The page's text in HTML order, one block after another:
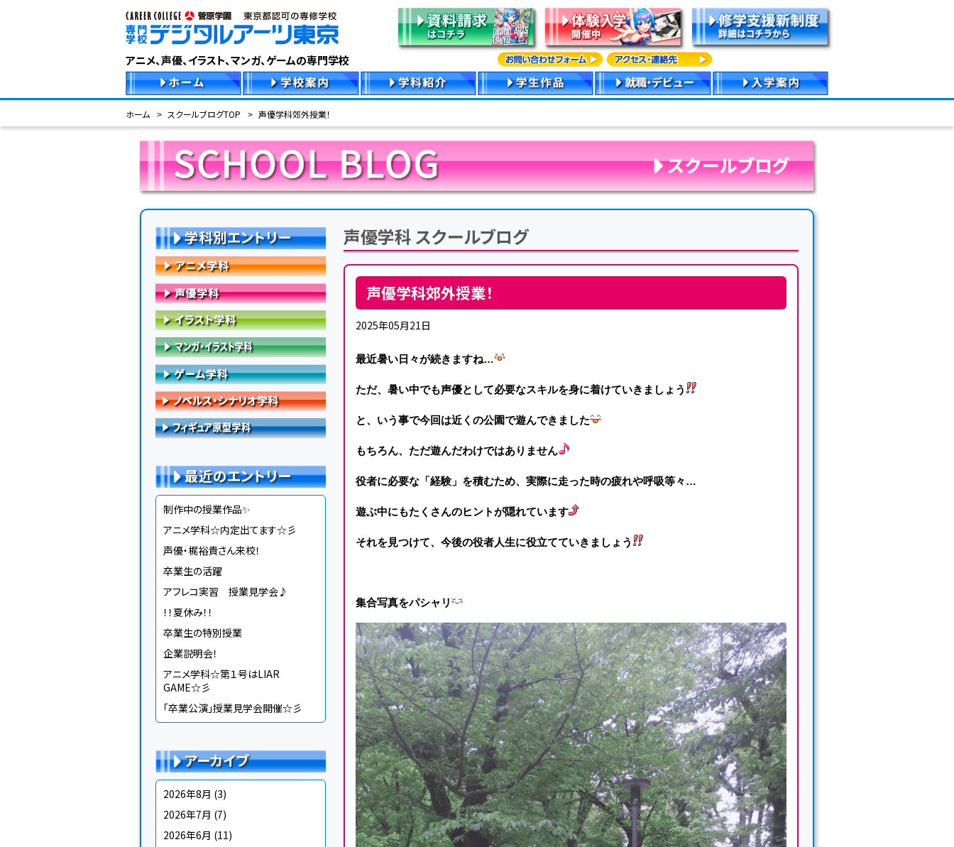
アニメ、声優、イラスト、マンガ、ゲームの専門学校
ホーム スクールブログTOP 声優学科郊外授業！
学科別エントリー
最近のエントリー
制作中の授業作品✨
アニメ学科☆内定出てます☆彡
声優・梶裕貴さん来校！
卒業生の活躍
アフレコ実習 授業見学会♪
！！夏休み！！
卒業生の特別授業
企業説明会！
アニメ学科☆第１号はLIAR
GAME☆彡
「卒業公演」授業見学会開催☆彡
アーカイブ
2026年8月 (3)
2026年7月 (7)
2026年6月 (11)
声優学科 スクールブログ
声優学科郊外授業！
2025年05月21日
最近暑い日々が続きますね…
ただ、暑い中でも声優として必要なスキルを身に着けていきましょう
と、いう事で今回は近くの公園で遊んできました
もちろん、ただ遊んだわけではありません
役者に必要な「経験」を積むため、実際に走った時の疲れや呼吸等々…
遊ぶ中にもたくさんのヒントが隠れています
それを見つけて、今後の役者人生に役立てていきましょう
集合写真をパシャリ